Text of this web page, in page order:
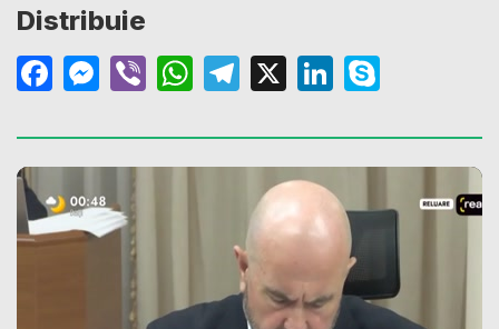
Distribuie
Facebook
Messenger
ViberWhatsApp
Telegram
X LinkedIn